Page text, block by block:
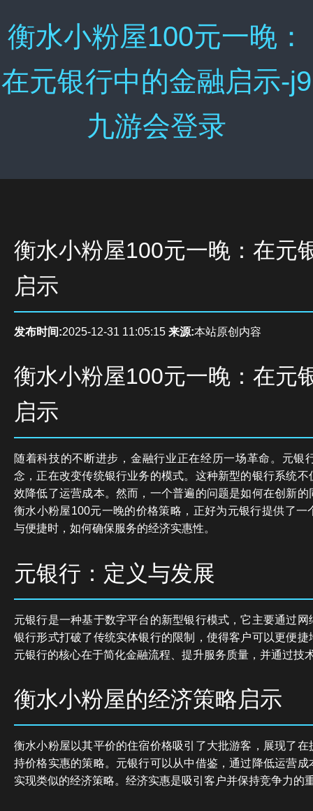
衡水小粉屋100元一晚：
在元银行中的金融启示-j9
九游会登录
衡水小粉屋100元一晚：在元
启示
发布时间:2025-12-31 11:05:15 来源:本站原创内容
衡水小粉屋100元一晚：在元
启示
随着科技的不断进步，金融行业正在经历一场革命。元银
念，正在改变传统银行业务的模式。这种新型的银行系统
效降低了运营成本。然而，一个普遍的问题是如何在创新
衡水小粉屋100元一晚的价格策略，正好为元银行提供了一
与便捷时，如何确保服务的经济实惠性。
元银行：定义与发展
元银行是一种基于数字平台的新型银行模式，它主要通过
银行形式打破了传统实体银行的限制，使得客户可以更便
元银行的核心在于简化金融流程、提升服务质量，并通过技
衡水小粉屋的经济策略启示
衡水小粉屋以其平价的住宿价格吸引了大批游客，展现了
持价格实惠的策略。元银行可以从中借鉴，通过降低运营
实现类似的经济策略。经济实惠是吸引客户并保持竞争力的